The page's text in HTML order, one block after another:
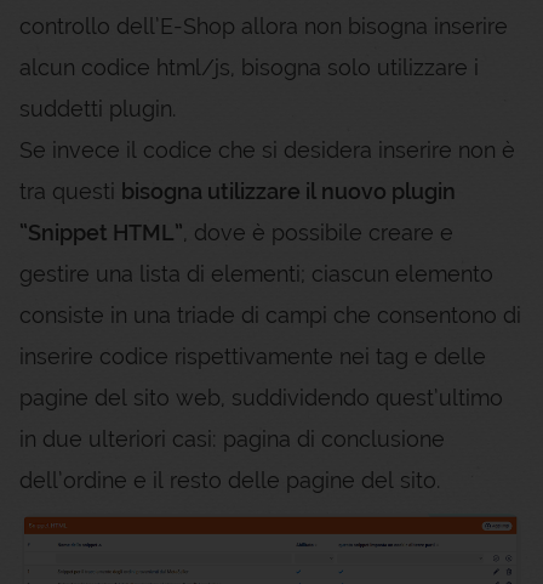
controllo dell’E-Shop allora non bisogna inserire
alcun codice html/js, bisogna solo utilizzare i
suddetti plugin.
Se invece il codice che si desidera inserire non è
tra questi bisogna utilizzare il nuovo plugin
“Snippet HTML”, dove è possibile creare e
gestire una lista di elementi; ciascun elemento
consiste in una triade di campi che consentono di
inserire codice rispettivamente nei tag e delle
pagine del sito web, suddividendo quest’ultimo
in due ulteriori casi: pagina di conclusione
dell’ordine e il resto delle pagine del sito.